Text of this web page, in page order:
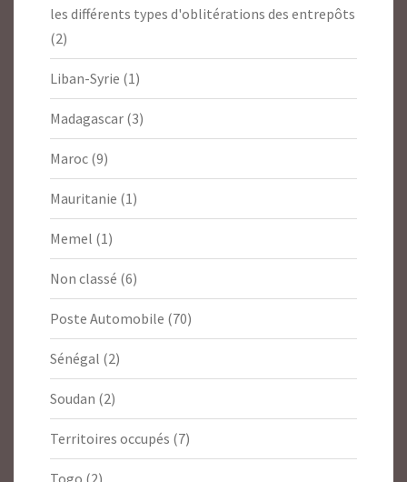
les différents types d'oblitérations des entrepôts
(2)
Liban-Syrie (1)
Madagascar (3)
Maroc (9)
Mauritanie (1)
Memel (1)
Non classé (6)
Poste Automobile (70)
Sénégal (2)
Soudan (2)
Territoires occupés (7)